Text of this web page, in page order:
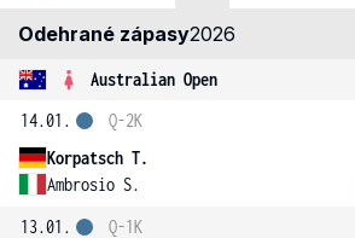
Odehrané zápasy2026
Australian Open
14.01.
Korpatsch T.
Ambrosio S.
Q-2K
13.01.
Q-1K